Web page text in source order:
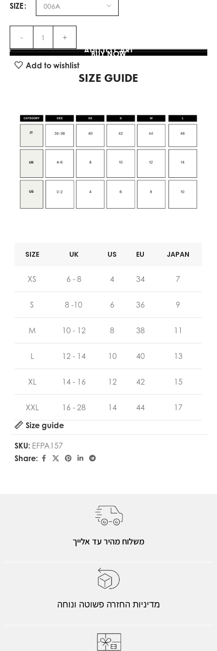
SIZE
ADD TO CART
BUY NOW
Add to wishlist
SIZE GUIDE
SIZE UK US EU JAPAN
XS 6 - 8 4 34 7
S 8 -10 6 36 9
M 10 - 12 8 38 11
L 12 - 14 10 40 13
XL 14 - 16 12 42 15
XXL 16 - 28 14 44
17
Size guide
SKU: EFPA157
Share:
משלוח מהיר עד אלייך
מדיניות החזרה פשוטה ונוחה